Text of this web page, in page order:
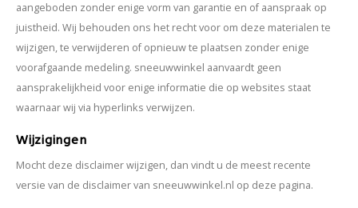
aangeboden zonder enige vorm van garantie en of aanspraak op
juistheid. Wij behouden ons het recht voor om deze materialen te
wijzigen, te verwijderen of opnieuw te plaatsen zonder enige
voorafgaande medeling. sneeuwwinkel aanvaardt geen
aansprakelijkheid voor enige informatie die op websites staat
waarnaar wij via hyperlinks verwijzen.
Wijzigingen
Mocht deze disclaimer wijzigen, dan vindt u de meest recente
versie van de disclaimer van sneeuwwinkel.nl op deze pagina.